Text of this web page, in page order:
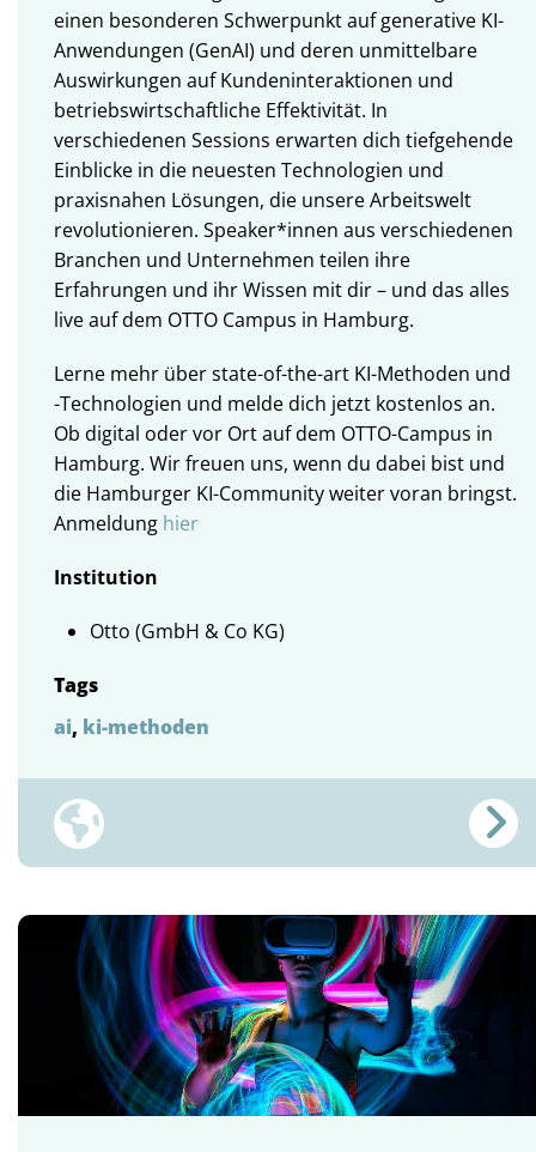
einen besonderen Schwerpunkt auf generative KI-
Anwendungen (GenAI) und deren unmittelbare
Auswirkungen auf Kundeninteraktionen und
betriebswirtschaftliche Effektivität. In
verschiedenen Sessions erwarten dich tiefgehende
Einblicke in die neuesten Technologien und
praxisnahen Lösungen, die unsere Arbeitswelt
revolutionieren. Speaker*innen aus verschiedenen
Branchen und Unternehmen teilen ihre
Erfahrungen und ihr Wissen mit dir – und das alles
live auf dem OTTO Campus in Hamburg.
Lerne mehr über state-of-the-art KI-Methoden und
-Technologien und melde dich jetzt kostenlos an.
Ob digital oder vor Ort auf dem OTTO-Campus in
Hamburg. Wir freuen uns, wenn du dabei bist und
die Hamburger KI-Community weiter voran bringst.
Anmeldung hier
Institution
Otto (GmbH & Co KG)
Tags
ai, ki-methoden